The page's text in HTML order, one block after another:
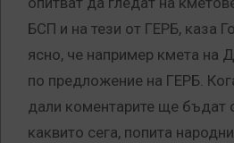
БСП и на тези от ГЕРБ, каза
ясно, че например кмета на
по предложение на ГЕРБ.
дали коментарите ще бъдат
каквито сега, попита